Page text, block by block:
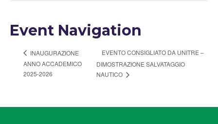
Event Navigation
INAUGURAZIONE
ANNO ACCADEMICO
2025-2026
EVENTO CONSIGLIATO DA UNITRE –
DIMOSTRAZIONE SALVATAGGIO
NAUTICO